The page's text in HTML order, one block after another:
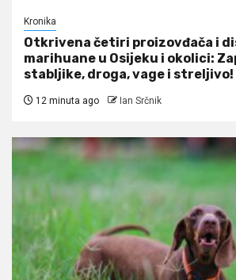
Kronika
Otkrivena četiri proizovđača i
marihuane u Osijeku i okolici:
stabljike, droga, vage i streljivo!
12 minuta ago Ian Srčnik